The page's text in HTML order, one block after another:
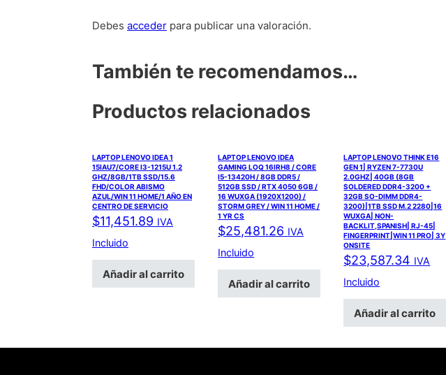
Debes acceder para publicar una valoración.
También te recomendamos…
Productos relacionados
LAPTOP LENOVO IDEA 1
15IAU7/CORE I3-1215U 1.2
GHZ/8GB/1TB SSD/15.6
FHD/COLOR ABISMO
AZUL/WIN 11 HOME/1 AÑO EN
CENTRO DE SERVICIO
$11,451.89 IVA
Incluido
Añadir al carrito
LAPTOP LENOVO IDEA
GAMING LOQ 16IRH8 / CORE
I5-13420H / 8GB DDR5 /
512GB SSD / RTX 4050 6GB /
16 WUXGA (1920X1200) /
STORM GREY / WIN 11 HOME /
1 YR CS
$25,481.26 IVA
Incluido
Añadir al carrito
LAPTOP LENOVO THINK E16
GEN 1| RYZEN 7-7730U
2.0GHZ| 40GB (8GB
SOLDERED DDR4-3200 +
32GB SO-DIMM DDR4-
3200)|1TB SSD M.2 2280|16
WUXGA| NON-
BACKLIT,SPANISH| RJ-45|
FINGERPRINT|WIN 11 PRO| 3Y
ONSITE
$23,587.34 IVA
Incluido
Añadir al carrito